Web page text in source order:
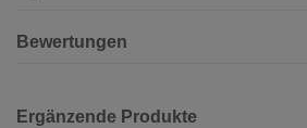
Bewertungen
Ergänzende Produkte